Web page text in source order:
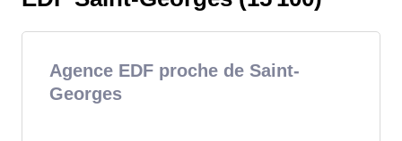
Agence EDF proche de Saint-
Georges